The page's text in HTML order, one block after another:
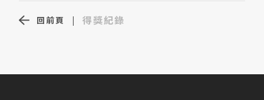
回前頁 | 得獎紀錄